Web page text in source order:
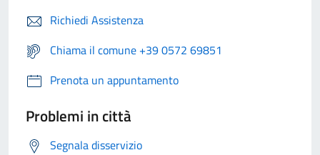
Richiedi Assistenza
Chiama il comune +39 0572 69851
Prenota un appuntamento
Problemi in città
Segnala disservizio